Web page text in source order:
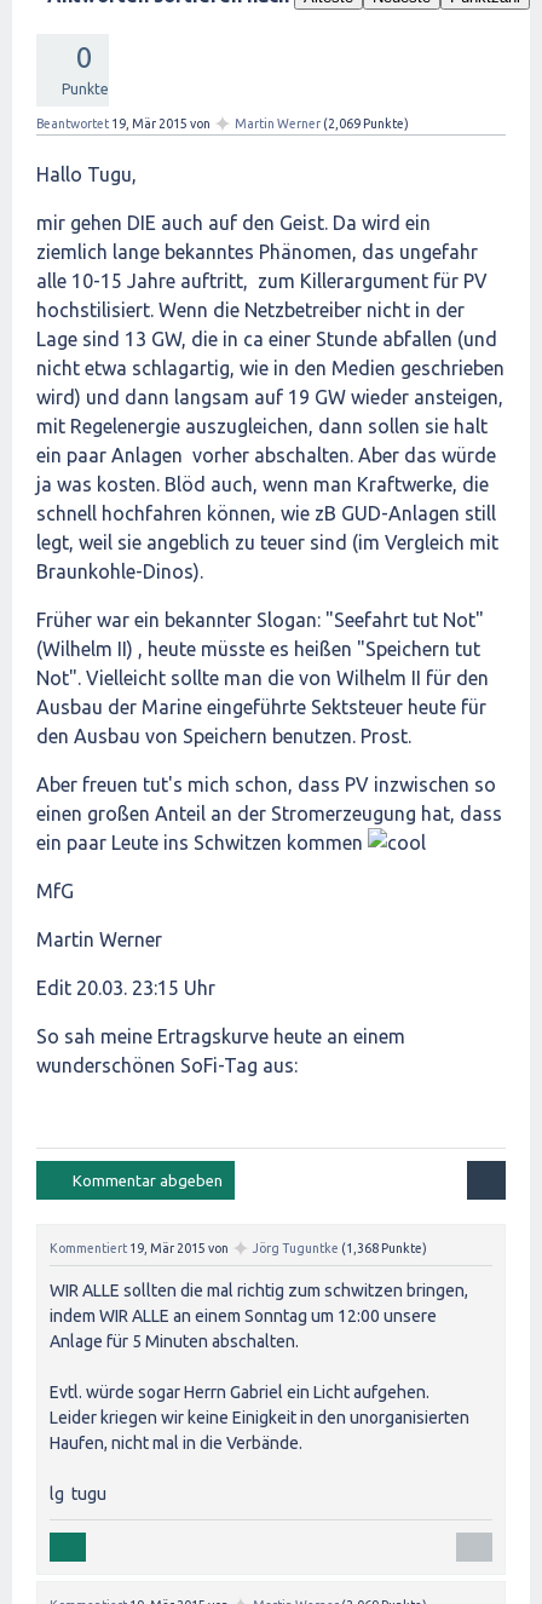
0
Punkte
Beantwortet 19, Mär 2015 von ✦ Martin Werner (2,069 Punkte)
Hallo Tugu,
mir gehen DIE auch auf den Geist. Da wird ein
ziemlich lange bekanntes Phänomen, das ungefahr
alle 10-15 Jahre auftritt, zum Killerargument für PV
hochstilisiert. Wenn die Netzbetreiber nicht in der
Lage sind 13 GW, die in ca einer Stunde abfallen (und
nicht etwa schlagartig, wie in den Medien geschrieben
wird) und dann langsam auf 19 GW wieder ansteigen,
mit Regelenergie auszugleichen, dann sollen sie halt
ein paar Anlagen vorher abschalten. Aber das würde
ja was kosten. Blöd auch, wenn man Kraftwerke, die
schnell hochfahren können, wie zB GUD-Anlagen still
legt, weil sie angeblich zu teuer sind (im Vergleich mit
Braunkohle-Dinos).
Früher war ein bekannter Slogan: "Seefahrt tut Not"
(Wilhelm II) , heute müsste es heißen "Speichern tut
Not". Vielleicht sollte man die von Wilhelm II für den
Ausbau der Marine eingeführte Sektsteuer heute für
den Ausbau von Speichern benutzen. Prost.
Aber freuen tut's mich schon, dass PV inzwischen so
einen großen Anteil an der Stromerzeugung hat, dass
ein paar Leute ins Schwitzen kommen
MfG
Martin Werner
Edit 20.03. 23:15 Uhr
So sah meine Ertragskurve heute an einem
wunderschönen SoFi-Tag aus:
Kommentiert 19, Mär 2015 von ✦ Jörg Tuguntke (1,368 Punkte)
WIR ALLE sollten die mal richtig zum schwitzen bringen,
indem WIR ALLE an einem Sonntag um 12:00 unsere
Anlage für 5 Minuten abschalten.
Evtl. würde sogar Herrn Gabriel ein Licht aufgehen.
Leider kriegen wir keine Einigkeit in den unorganisierten
Haufen, nicht mal in die Verbände.
lg tugu